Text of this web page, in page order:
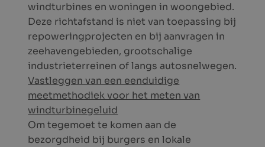
windturbines en woningen in woongebied.
Deze richtafstand is niet van toepassing bij
repoweringprojecten en bij aanvragen in
zeehavengebieden, grootschalige
industrieterreinen of langs autosnelwegen.
Vastleggen van een eenduidige
meetmethodiek voor het meten van
windturbinegeluid
Om tegemoet te komen aan de
bezorgdheid bij burgers en lokale